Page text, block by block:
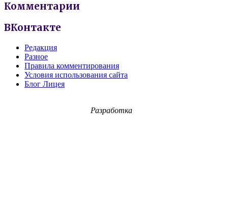
Комментарии
ВКонтакте
Редакция
Разное
Правила комментирования
Условия использования сайта
Блог Лицея
Разработка